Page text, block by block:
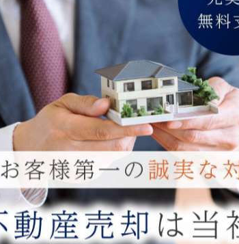
【成約御礼】神戸市垂水区
2026/03/29
【成約御礼】神戸市垂水区コモン舞子Ⅲ南
海峡大橋が望めます！＃マンション＃神戸